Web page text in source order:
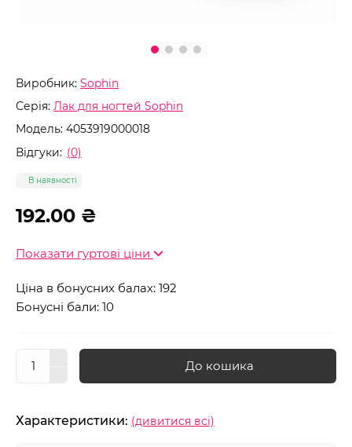
Виробник: Sophin
Серія: Лак для ногтей Sophin
Модель: 4053919000018
Відгуки: (0)
В наявності
192.00 ₴
Показати гуртові ціни
Ціна в бонусних балах: 192
Бонусні бали: 10
До кошика
Характеристики: (дивитися всі)